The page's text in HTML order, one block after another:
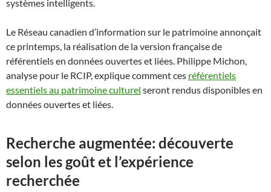
systèmes intelligents.
Le Réseau canadien d’information sur le patrimoine annonçait
ce printemps, la réalisation de la version française de
référentiels en données ouvertes et liées. Philippe Michon,
analyse pour le RCIP, explique comment ces référentiels
essentiels au patrimoine culturel seront rendus disponibles en
données ouvertes et liées.
Recherche augmentée: découverte
selon les goût et l’expérience
recherchée